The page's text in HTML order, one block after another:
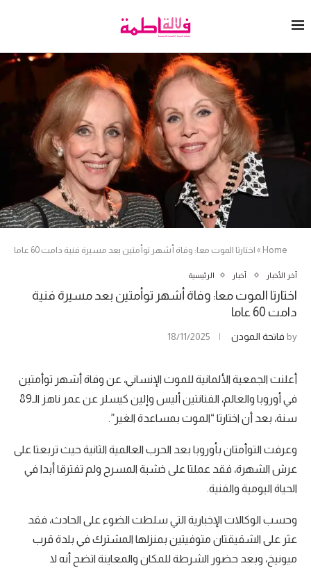
Home
» اختارتا الموت معا: وفاة أشهر توأمتين بعد مسيرة فنية دامت 60 عاما
آخر الأخبار أخبار الرئيسية
اختارتا الموت معا: وفاة أشهر توأمتين بعد مسيرة فنية
دامت 60 عاما
by فاتحة المودن 18/11/2025
أعلنت الجمعية الألمانية للموت الإنساني، عن وفاة أشهر توأمتين
في أوروبا والعالم، الفنانتين أليس وإلين كيسلر عن عمر ناهز الـ89
سنة، بعد أن اختارتا “الموت بمساعدة الغير”.
وعرفت التوأمتان بأوروبا بعد الحرب العالمية الثانية حيث تربعتا على
عرش الشهرة، فقد عملتا على خشبة المسرح ولم تفترقا أبدا في
الحياة اليومية والفنية.
وحسب الوكالات الإخبارية التي سلطت الضوء على الحادث، فقد
عثر على الشقيقتان متوفيتين بمنزلها المشترك في بلدة قرب
ميونيخ، وبعد حضور الشرطة للمكان والمعاينة اتضح أنه لا